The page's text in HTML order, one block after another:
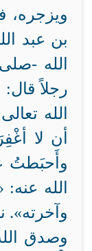
بن عبد
الله -
رجلاً قال:
الله
أن لا
وأَحبَطتُ
الله
وآخرته».
وصدق